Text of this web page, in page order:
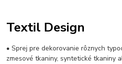
Textil Design
• Sprej pre dekorovanie rôznych
zmesové tkaniny, syntetické tkaniny